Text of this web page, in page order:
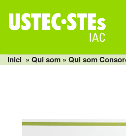
content
Inici » Qui som » Qui som